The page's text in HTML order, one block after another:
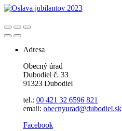
Adresa
Obecný úrad
Dubodiel č. 33
91323 Dubodiel
tel.: 00 421 32 6596 821
email: obecnyurad@dubodiel.sk
Facebook